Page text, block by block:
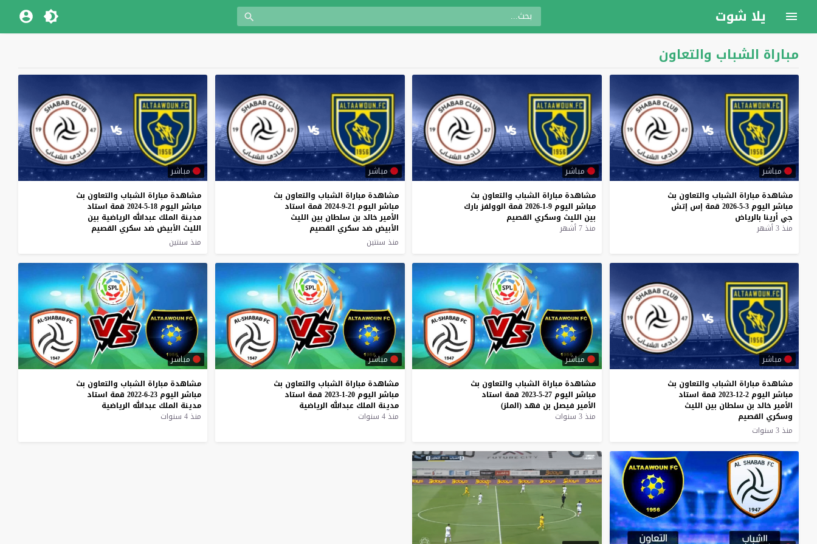
يلا شوت
مباراة الشباب والتعاون
مباشر
مشاهدة مباراة الشباب والتعاون بث
مباشر اليوم 3-5-2026 قمة إس إتش
جي أرينا بالرياض
منذ 3 أشهر
مباشر
مشاهدة مباراة الشباب والتعاون بث
مباشر اليوم 9-1-2026 قمة الوولفز بارك
بين الليث وسكري القصيم
منذ 7 أشهر
مباشر
مشاهدة مباراة الشباب والتعاون بث
مباشر اليوم 21-9-2024 قمة استاد
الأمير خالد بن سلطان بين الليث
الأبيض ضد سكري القصيم
منذ سنتين
مباشر
مشاهدة مباراة الشباب والتعاون بث
مباشر اليوم 18-5-2024 قمة استاد
مدينة الملك عبدالله الرياضية بين
الليث الأبيض ضد سكري القصيم
منذ سنتين
مباشر
مشاهدة مباراة الشباب والتعاون بث
مباشر اليوم 2-12-2023 قمة استاد
الأمير خالد بن سلطان بين الليث
وسكري القصيم
منذ 3 سنوات
مباشر
مشاهدة مباراة الشباب والتعاون بث
مباشر اليوم 27-5-2023 قمة استاد
الأمير فيصل بن فهد (الملز)
منذ 3 سنوات
مباشر
مشاهدة مباراة الشباب والتعاون بث
مباشر اليوم 20-1-2023 قمة استاد
مدينة الملك عبدالله الرياضية
منذ 4 سنوات
مباشر
مشاهدة مباراة الشباب والتعاون بث
مباشر اليوم 23-6-2022 قمة استاد
مدينة الملك عبدالله الرياضية
منذ 4 سنوات